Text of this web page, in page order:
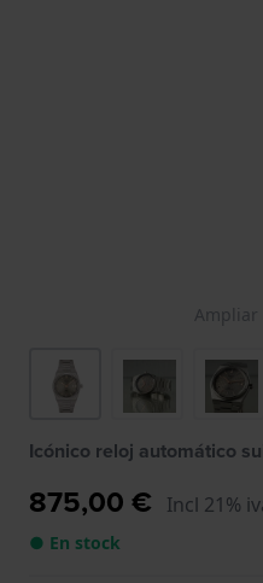
Ampliar
Icónico reloj automático
875,00 € Incl 21%
● En stock